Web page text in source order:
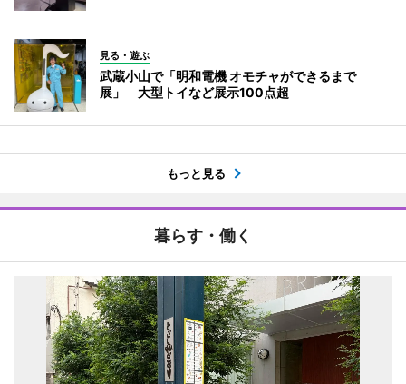
見る・遊ぶ
武蔵小山で「明和電機 オモチャができるまで
展」 大型トイなど展示100点超
もっと見る
暮らす・働く